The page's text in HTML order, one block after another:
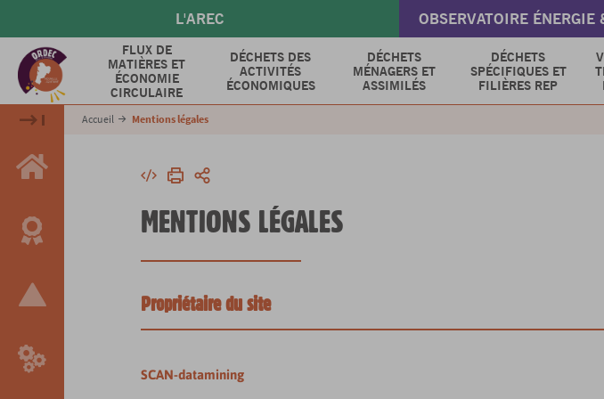
contenu
principal
L'AREC OBSERVATOIRE ÉNERGIE
FLUX DE
MATIÈRES ET
ÉCONOMIE
CIRCULAIRE
DÉCHETS DES
ACTIVITÉS
ÉCONOMIQUES
DÉCHETS
MÉNAGERS ET
ASSIMILÉS
DÉCHETS
SPÉCIFIQUES ET
FILIÈRES REP
Accueil Mentions légales
IntégrerImprimerPartager
MENTIONS LÉGALES
Propriétaire du site
SCAN-datamining